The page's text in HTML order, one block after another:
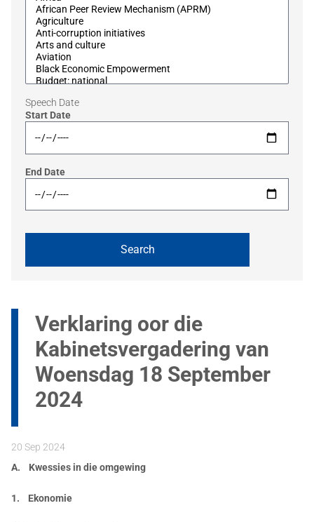
Speech Date
Start Date
End Date
Verklaring oor die
Kabinetsvergadering van
Woensdag 18 September
2024
20 Sep 2024
A. Kwessies in die omgewing
1. Ekonomie